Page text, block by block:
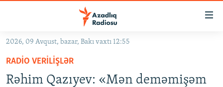
Əsas
qayıt
Əsas
GÜNDƏM
#İZAHLA
2026, 09 Avqust, bazar, Bakı vaxtı 12:55
RADIO VERILIŞLƏR
Rəhim Qazıyev: «Mən deməmişəm